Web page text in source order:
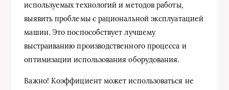
используемых технологий и методов работы,
выявить проблемы с рациональной эксплуатацией
машин. Это поспособствует лучшему
выстраиванию производственного процесса и
оптимизации использования оборудования.
Важно! Коэффициент может использоваться не